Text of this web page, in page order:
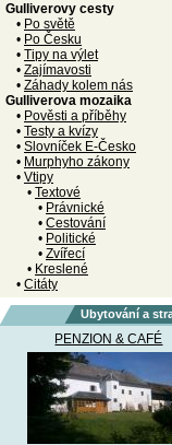
Gulliverovy cesty
• Po světě
• Po Česku
• Tipy na výlet
• Zajímavosti
• Záhady kolem nás
Gulliverova mozaika
• Pověsti a příběhy
• Testy a kvízy
• Slovníček E-Česko
• Murphyho zákony
• Vtipy
• Textové
• Právnické
• Cestování
• Politické
• Zvířecí
• Kreslené
• Citáty
Ubytování a
PENZION & CAFÉ